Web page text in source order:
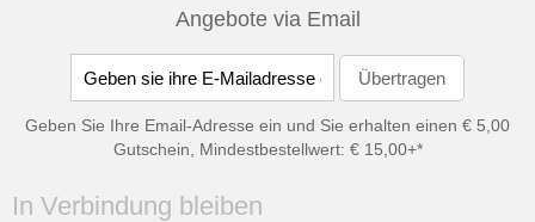
Angebote via Email
Geben Sie Ihre Email-Adresse ein und Sie erhalten einen € 5,00
Gutschein, Mindestbestellwert: € 15,00+*
In Verbindung bleiben